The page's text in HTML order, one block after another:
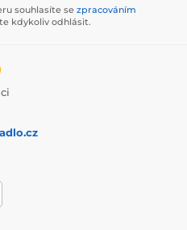
souhlasíte se zpracováním
kdykoliv odhlásit.